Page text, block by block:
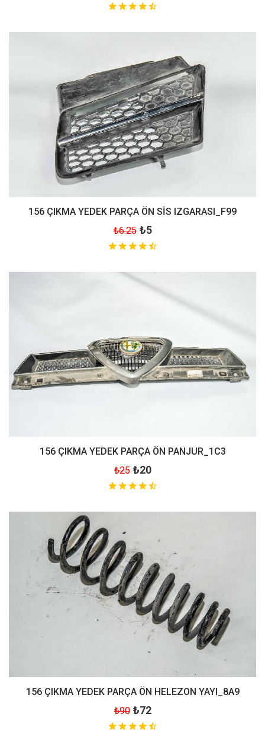
156 ÇIKMA YEDEK PARÇA ÖN SİS IZGARASI_F99
₺6.25 ₺5
156 ÇIKMA YEDEK PARÇA ÖN PANJUR_1C3
₺25 ₺20
156 ÇIKMA YEDEK PARÇA ÖN HELEZON YAYI_8A9
₺90 ₺72